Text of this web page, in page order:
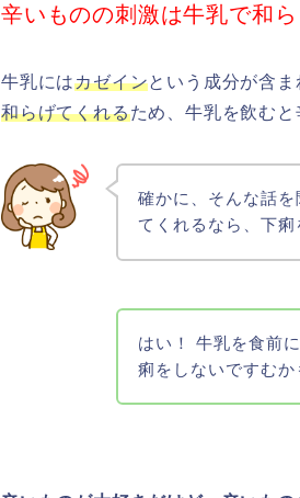
辛いものの刺激は牛乳で和ら
牛乳にはカゼインという成分が含
和らげてくれるため、牛乳を飲むと
確かに、そんな話
てくれるなら、下
はい！ 牛乳を食前
痢をしないですむか